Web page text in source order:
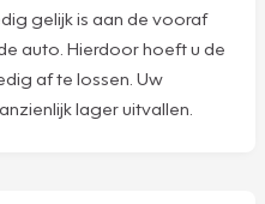
gelijk is aan de vooraf
auto. Hierdoor hoeft u de
af te lossen. Uw
lager uitvallen.